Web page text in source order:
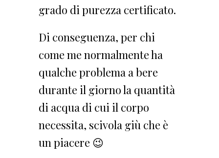
grado di purezza certificato.
Di conseguenza, per chi
come me normalmente ha
qualche problema a bere
durante il giorno la quantità
di acqua di cui il corpo
necessita, scivola giù che è
un piacere 😉